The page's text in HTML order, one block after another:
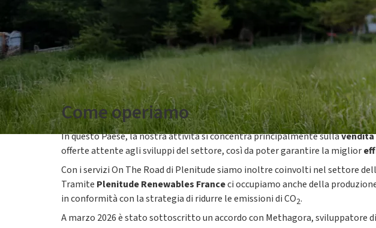
Come operiamo
In questo Paese, la nostra attività si concentra principalmente sullavendita
offerte attente agli sviluppi del settore, così da poter garantire la miglior
Con i servizi On The Road di Plenitude siamo inoltre coinvolti nel settore
Tramite Plenitude Renewables Franceci occupiamo anche della
in conformità con la strategia di ridurre le emissioni di CO2.
A marzo 2026 è stato sottoscritto un accordo con Methagora, sviluppatore